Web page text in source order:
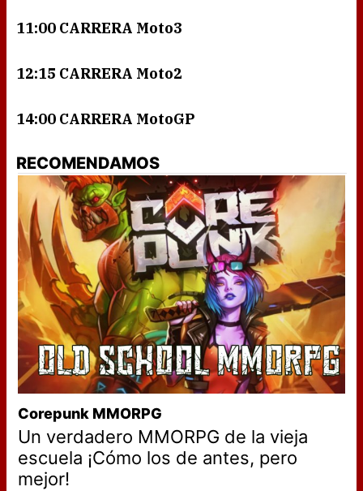
11:00 CARRERA Moto3
12:15 CARRERA Moto2
14:00 CARRERA MotoGP
RECOMENDAMOS
Corepunk MMORPG
Un verdadero MMORPG de la vieja
escuela ¡Cómo los de antes, pero
mejor!